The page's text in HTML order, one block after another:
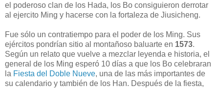
el poderoso clan de los Hada, los Bo consiguieron derrotar
al ejercito Ming y hacerse con la fortaleza de Jiusicheng.
Fue sólo un contratiempo para el poder de los Ming. Sus
ejércitos pondrían sitio al montañoso baluarte en 1573.
Según un relato que vuelve a mezclar leyenda e historia, el
general de los Ming esperó 10 días a que los Bo celebraran
la Fiesta del Doble Nueve, una de las más importantes de
su calendario y también de los Han. Después de la fiesta,